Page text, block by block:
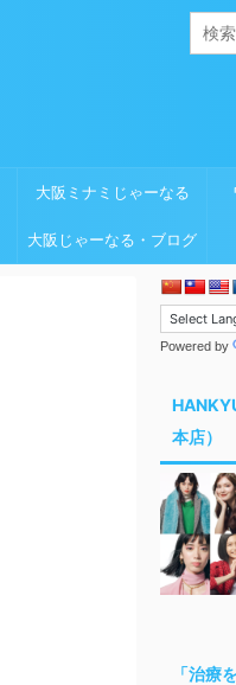
大阪ミナミじゃーなる
大阪じゃーなる・ブログ
Powered by
本店）
「治療